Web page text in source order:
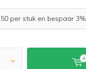
per stuk en bespaar 3%